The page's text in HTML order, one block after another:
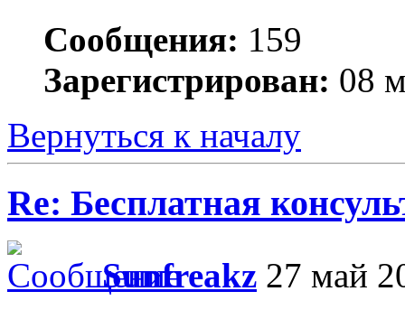
Сообщения: 159
Зарегистрирован: 08
Вернуться к началу
Re: Бесплатная
Sunfreakz 27 май